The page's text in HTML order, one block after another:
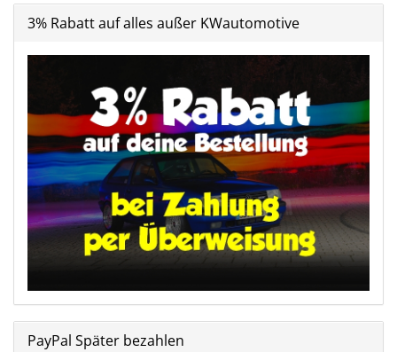
3% Rabatt auf alles außer KWautomotive
PayPal Später bezahlen